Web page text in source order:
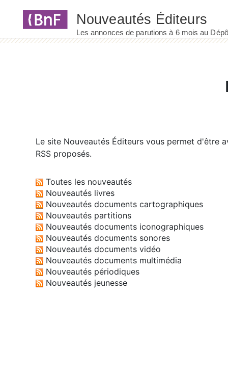
Le site Nouveautés Éditeurs vous permet d'être
RSS proposés.
Toutes les nouveautés
Nouveautés livres
Nouveautés documents cartographiques
Nouveautés partitions
Nouveautés documents iconographiques
Nouveautés documents sonores
Nouveautés documents vidéo
Nouveautés documents multimédia
Nouveautés périodiques
Nouveautés jeunesse